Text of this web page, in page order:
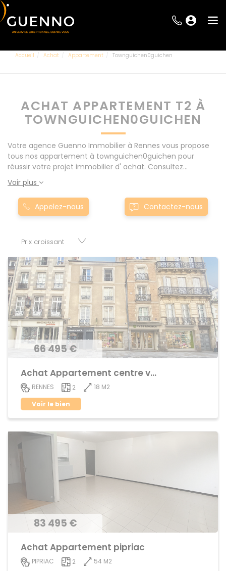
Accueil Achat Appartement Townguichen0guichen
ACHAT APPARTEMENT T2 À
TOWNGUICHEN0GUICHEN
Votre agence Guenno Immobilier à Rennes vous propose
tous nos appartement à townguichen0guichen pour
réussir votre projet immobilier d' achat. Consultez
l'ensemble de nos offres à Rennes mais également aux
alentours : Le Rheu, Pacé, Montgermont... Nos appartement
T2 à townguichen0guichen sont proposés au meilleur prix
du marché pour permettre au plus grand nombre de
commerces, appartements, maisons, immeubles, terrains
Voir plus
Appelez-nous Contactez-nous
66 495 €
Achat Appartement centre ville
RENNES 2
18 M2
Voir le bien
83 495 €
Achat Appartement pipriac
PIPRIAC 2
54 M2